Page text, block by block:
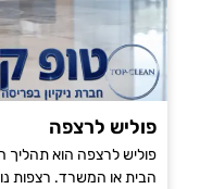
פוליש לרצפה
פוליש לרצפה הוא תהליך
הבית או המשרד. רצפות